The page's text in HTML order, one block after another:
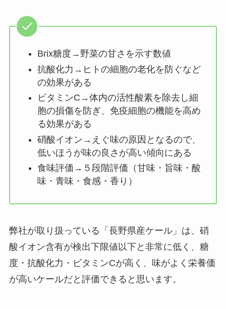
Brix糖度→野菜の甘さを示す数値
抗酸化力→ヒトの細胞の老化を防ぐなど
の効果がある
ビタミンC→体内の活性酸素を除去し細
胞の損傷を防ぎ、免疫細胞の機能を高め
る効果がある
硝酸イオン→えぐ味の原因となるので、
低いほうが味の良さが高い傾向にある
食味評価→５段階評価（甘味・旨味・酸
味・青味・食感・香り）
弊社が取り扱っている「長野県産ケール」は、硝
酸イオン含有が検出下限値以下と非常に低く、糖
度・抗酸化力・ビタミンCが高く、味がよく栄養価
が高いケールだと評価できると思います。